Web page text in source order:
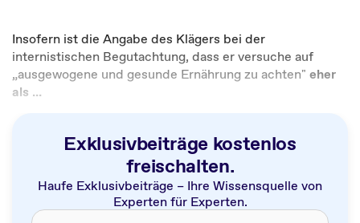
Insofern ist die Angabe des Klägers bei der
internistischen Begutachtung, dass er versuche auf
„ausgewogene und gesunde Ernährung zu achten" eher
als ...
Exklusivbeiträge kostenlos
freischalten.
Haufe Exklusivbeiträge – Ihre Wissensquelle von
Experten für Experten.